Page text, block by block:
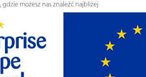
, gdzie możesz nas znaleźć najbliżej